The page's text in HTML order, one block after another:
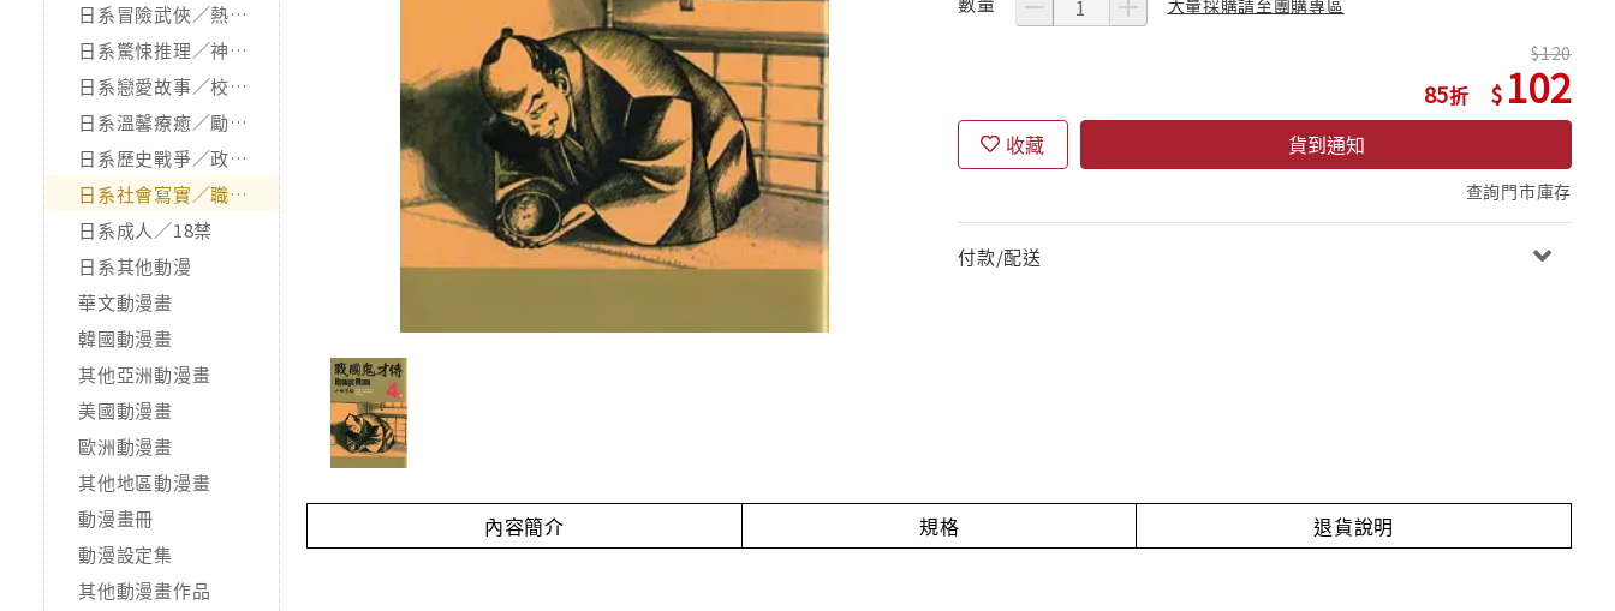
日系冒險武俠／熱血運動
日系驚悚推理／神怪靈異
日系戀愛故事／校園青春
日系溫馨療癒／勵志搞笑
日系歷史戰爭／政治宗教
日系社會寫實／職場職人
日系成人／18禁
日系其他動漫
華文動漫畫
韓國動漫畫
其他亞洲動漫畫
美國動漫畫
歐洲動漫畫
其他地區動漫畫
動漫畫冊
動漫設定集
其他動漫畫作品
大量採購請至團購專區
85
120
102
收藏 貨到通知
查詢門市庫存
付款/配送
內容簡介 規格 退貨說明